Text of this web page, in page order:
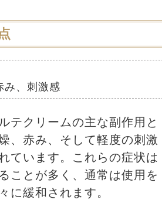
み、刺激感
テクリームの主な副作用と
、赤み、そして軽度の刺激
ています。これらの症状は
ことが多く、通常は使用を
に緩和されます。